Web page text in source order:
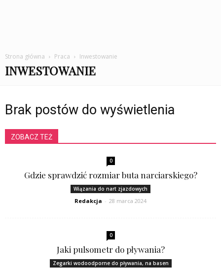
Strona główna Praca Inwestowanie
INWESTOWANIE
Brak postów do wyświetlenia
ZOBACZ TEŻ
0
Gdzie sprawdzić rozmiar buta narciarskiego?
Wiązania do nart zjazdowych
Redakcja - 28 marca 2024
0
Jaki pulsometr do pływania?
Zegarki wodoodporne do pływania, na basen